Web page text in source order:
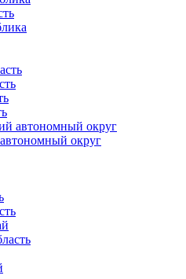
автономный округ
округ